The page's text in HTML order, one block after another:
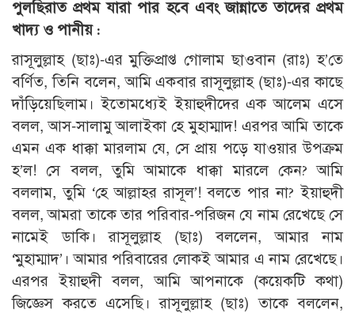
পুলছিরাত প্রথম যারা পার হবে এবং জান্নাতে তাদের প্রথম
খাদ্য ও পানীয় :
রাসূলুল্লাহ (ছাঃ)-এর মুক্তিপ্রাপ্ত গোলাম ছাওবান (রাঃ) হ’তে
বর্ণিত, তিনি বলেন, আমি একবার রাসূলুল্লাহ (ছাঃ)-এর কাছে
দাঁড়িয়েছিলাম। ইতোমধ্যেই ইয়াহুদীদের এক আলেম এসে
বলল, আস-সালামু আলাইকা হে মুহাম্মাদ! এরপর আমি তাকে
এমন এক ধাক্কা মারলাম যে, সে প্রায় পড়ে যাওয়ার উপক্রম
হ’ল! সে বলল, তুমি আমাকে ধাক্কা মারলে কেন? আমি
বললাম, তুমি ‘হে আল্লাহর রাসূল’! বলতে পার না? ইয়াহুদী
বলল, আমরা তাকে তার পরিবার-পরিজন যে নাম রেখেছে সে
নামেই ডাকি। রাসূলুল্লাহ (ছাঃ) বললেন, আমার নাম
‘মুহাম্মাদ’। আমার পরিবারের লোকই আমার এ নাম রেখেছে।
এরপর ইয়াহুদী বলল, আমি আপনাকে (কয়েকটি কথা)
জিজ্ঞেস করতে এসেছি। রাসূলুল্লাহ (ছাঃ) তাকে বললেন,